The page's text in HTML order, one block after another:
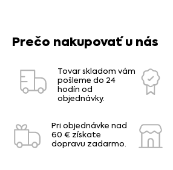
Prečo nakupovať u nás
Tovar skladom vám
pošleme do 24
hodín od
objednávky.
Pri objednávke nad
60 € získate
dopravu zadarmo.